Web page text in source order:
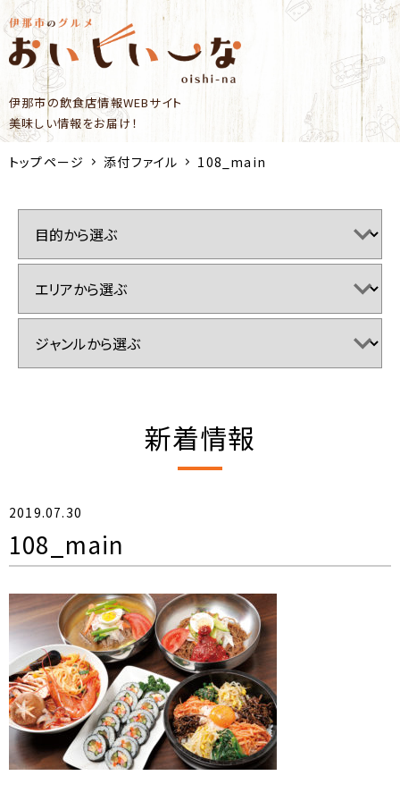
伊那市の飲食店情報WEBサイト
美味しい情報をお届け！
トップページ 添付ファイル 108_main
新着情報
2019.07.30
108_main